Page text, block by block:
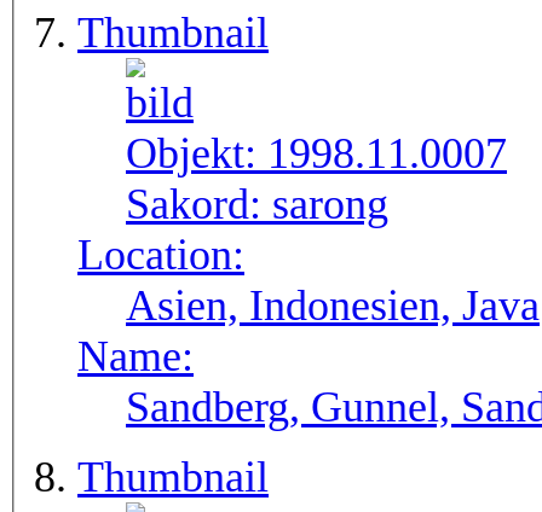
Thumbnail
Objekt: 1998.11.0007
Sakord: sarong
Location:
Asien, Indonesien, Java
Name:
Sandberg, Gunnel,
Thumbnail